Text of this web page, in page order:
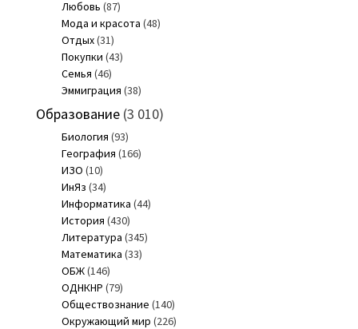
Любовь (87)
Мода и красота (48)
Отдых(31)
Покупки (43)
Семья (46)
Эммиграция (38)
Образование(3 010)
Биология (93)
География (166)
ИЗО (10)
ИнЯз (34)
Информатика (44)
История (430)
Литература (345)
Математика (33)
ОБЖ(146)
ОДНКНР (79)
Обществознание (140)
Окружающий мир (226)